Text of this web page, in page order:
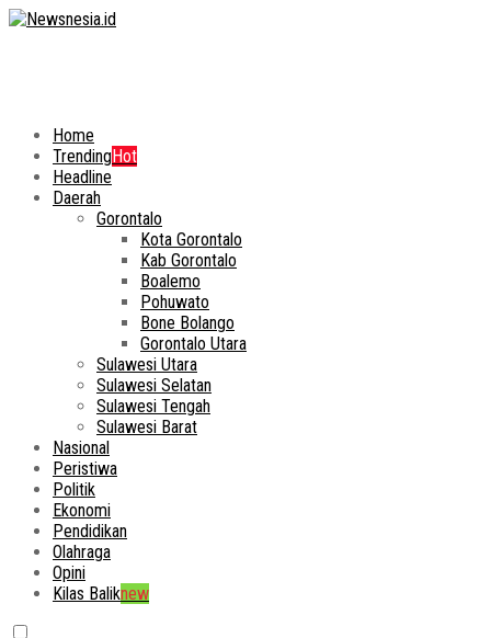
Home
TrendingHot
Headline
Daerah
Gorontalo
Kota Gorontalo
Kab Gorontalo
Boalemo
Pohuwato
Bone Bolango
Gorontalo Utara
Sulawesi Utara
Sulawesi Selatan
Sulawesi Tengah
Sulawesi Barat
Nasional
Peristiwa
Politik
Ekonomi
Pendidikan
Olahraga
Opini
Kilas Baliknew